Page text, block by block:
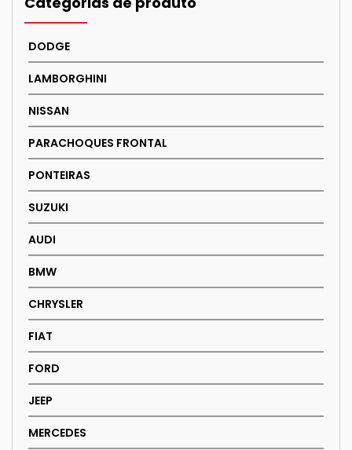
chosen
the
DODGE
LAMBORGHINI
NISSAN
PARACHOQUES FRONTAL
PONTEIRAS
SUZUKI
AUDI
BMW
CHRYSLER
FIAT
FORD
JEEP
MERCEDES